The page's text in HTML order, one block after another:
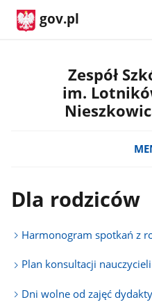
gov.pl
Zespół
im.
Dla rodziców
Harmonogram spotkań z
Plan konsultacji
Dni wolne od zajęć